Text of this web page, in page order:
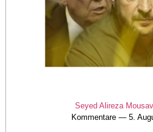
Seyed Alireza
Kommentare — 5.